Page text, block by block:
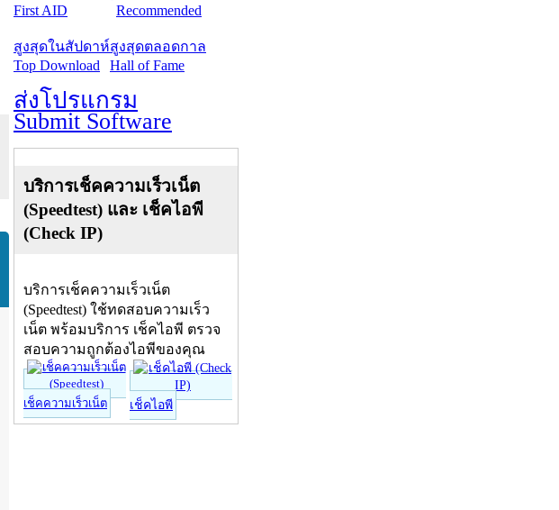
First AID
Recommended
สูงสุดในสัปดาห์
Top Download
สูงสุดตลอดกาล
Hall of Fame
ส่งโปรแกรม
Submit Software
บริการเช็คความเร็วเน็ต
(Speedtest) และ เช็คไอพี
(Check IP)
บริการเช็คความเร็วเน็ต
(Speedtest) ใช้ทดสอบความเร็ว
เน็ต พร้อมบริการ เช็คไอพี ตรวจ
สอบความถูกต้องไอพีของคุณ
เช็คความเร็วเน็ต เช็คไอพี